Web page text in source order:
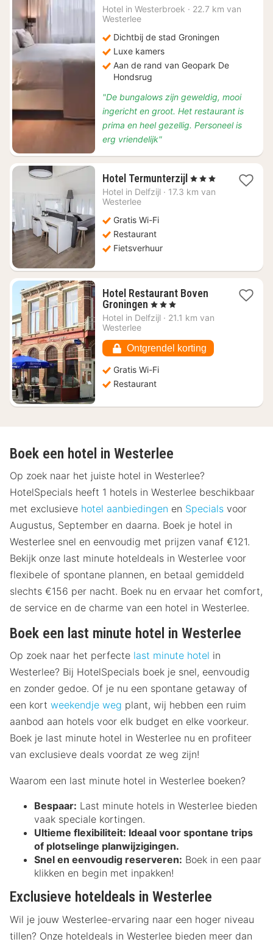
€
Hotel in Westerbroek · 22.7 km van
Westerlee
Dichtbij de stad Groningen
Luxe kamers
Aan de rand van Geopark De
Hondsrug
"De bungalows zijn geweldig, mooi
ingericht en groot. Het restaurant is
prima en heel gezellig. Personeel is
erg vriendelijk"
Hotel Termunterzijl 1
nacht
, 3 Sterren
Hotel in Delfzijl · 17.3 km van
Westerlee
Gratis Wi-Fi
Restaurant
Fietsverhuur
Hotel Restaurant Boven
Groningen 1
nacht
vanaf
98,55
, 3 Sterren
Hotel in Delfzijl · 21.1 km van
Westerlee
Ontgrendel korting
Gratis Wi-Fi
Restaurant
Boek een hotel in Westerlee
Op zoek naar het juiste hotel in Westerlee?
HotelSpecials heeft 1 hotels in Westerlee beschikbaar
met exclusieve hotel aanbiedingen en Specials voor
Augustus, September en daarna. Boek je hotel in
Westerlee snel en eenvoudig met prijzen vanaf €121.
Bekijk onze last minute hoteldeals in Westerlee voor
flexibele of spontane plannen, en betaal gemiddeld
slechts €156 per nacht. Boek nu en ervaar het comfort,
de service en de charme van een hotel in Westerlee.
Boek een last minute hotel in Westerlee
Op zoek naar het perfecte last minute hotel in
Westerlee? Bij HotelSpecials boek je snel, eenvoudig
en zonder gedoe. Of je nu een spontane getaway of
een kort weekendje weg plant, wij hebben een ruim
aanbod aan hotels voor elk budget en elke voorkeur.
Boek je last minute hotel in Westerlee nu en profiteer
van exclusieve deals voordat ze weg zijn!
Waarom een last minute hotel in Westerlee boeken?
Bespaar: Last minute hotels in Westerlee bieden
vaak speciale kortingen.
Ultieme flexibiliteit: Ideaal voor spontane trips
of plotselinge planwijzigingen.
Snel en eenvoudig reserveren: Boek in een paar
klikken en begin met inpakken!
Exclusieve hoteldeals in Westerlee
Wil je jouw Westerlee-ervaring naar een hoger niveau
tillen? Onze hoteldeals in Westerlee bieden meer dan